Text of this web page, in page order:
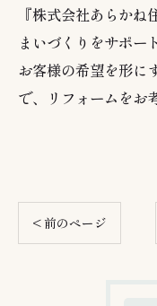
『株式会社あらか
まいづくりをサポー
お客様の希望を形に
で、リフォームをお
< 前のページ